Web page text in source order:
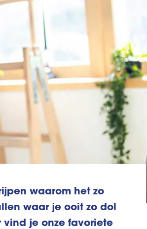
waarom het zo
waar je ooit zo dol
je onze favoriete